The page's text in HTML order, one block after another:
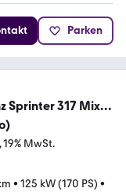
Parken
Sprinter 317 Mixto
SITZER
19% MwSt.
• 125 kW (170 PS) •